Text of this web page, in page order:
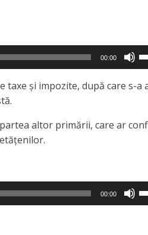
00:00
a
și impozite, după care s-a
altor primării, care ar
00:00